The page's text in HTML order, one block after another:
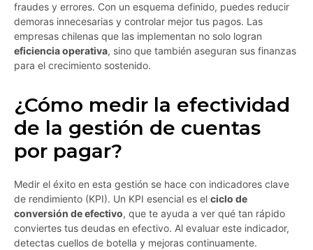
fraudes y errores. Con un esquema definido, puedes reducir
demoras innecesarias y controlar mejor tus pagos. Las
empresas chilenas que las implementan no solo logran
eficiencia operativa, sino que también aseguran sus finanzas
para el crecimiento sostenido.
¿Cómo medir la efectividad
de la gestión de cuentas
por pagar?
Medir el éxito en esta gestión se hace con indicadores clave
de rendimiento (KPI). Un KPI esencial es el ciclo de
conversión de efectivo, que te ayuda a ver qué tan rápido
conviertes tus deudas en efectivo. Al evaluar este indicador,
detectas cuellos de botella y mejoras continuamente.